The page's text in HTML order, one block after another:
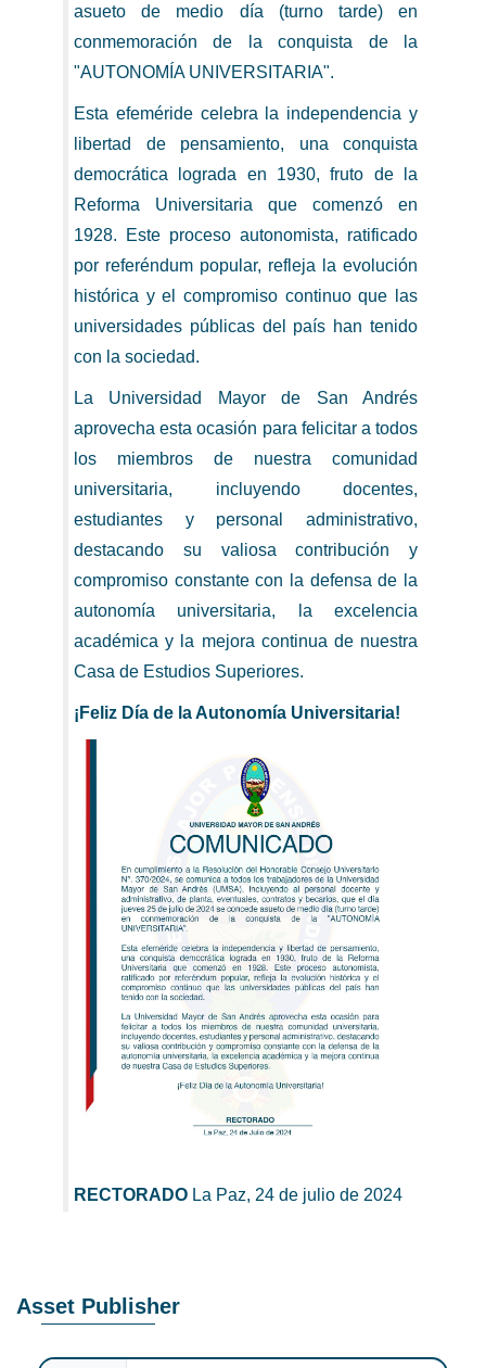
asueto de medio día (turno tarde) en
conmemoración de la conquista de la
"AUTONOMÍA UNIVERSITARIA".
Esta efeméride celebra la independencia y
libertad de pensamiento, una conquista
democrática lograda en 1930, fruto de la
Reforma Universitaria que comenzó en
1928. Este proceso autonomista, ratificado
por referéndum popular, refleja la evolución
histórica y el compromiso continuo que las
universidades públicas del país han tenido
con la sociedad.
La Universidad Mayor de San Andrés
aprovecha esta ocasión para felicitar a todos
los miembros de nuestra comunidad
universitaria, incluyendo docentes,
estudiantes y personal administrativo,
destacando su valiosa contribución y
compromiso constante con la defensa de la
autonomía universitaria, la excelencia
académica y la mejora continua de nuestra
Casa de Estudios Superiores.
¡Feliz Día de la Autonomía Universitaria!
RECTORADO La Paz, 24 de julio de 2024
Asset Publisher